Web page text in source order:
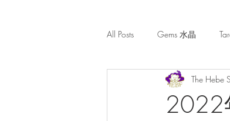
All Posts Gems 水晶
Monthly Horoscope 每月星
2022
The Hebe